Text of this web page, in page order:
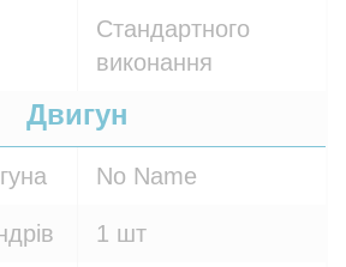
Стандартного
виконання
Двигун
No Name
1 шт